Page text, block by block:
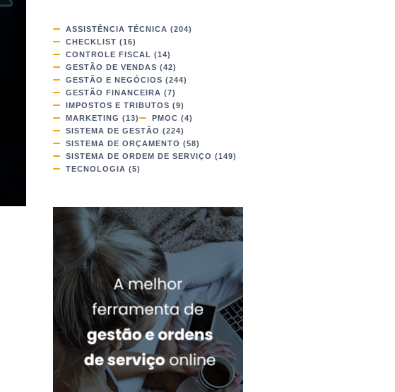
ASSISTÊNCIA TÉCNICA (204)
CHECKLIST (16)
CONTROLE FISCAL (14)
GESTÃO DE VENDAS (42)
GESTÃO E NEGÓCIOS (244)
GESTÃO FINANCEIRA (7)
IMPOSTOS E TRIBUTOS (9)
MARKETING (13) PMOC (4)
SISTEMA DE GESTÃO (224)
SISTEMA DE ORÇAMENTO (58)
SISTEMA DE ORDEM DE SERVIÇO (149)
TECNOLOGIA (5)